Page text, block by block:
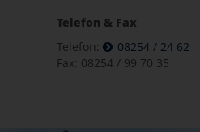
Telefon & Fax
Telefon:
08254 / 24 62
Fax: 08254 / 99 70 35